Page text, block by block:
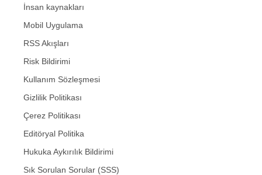
İnsan kaynakları
Mobil Uygulama
RSS Akışları
Risk Bildirimi
Kullanım Sözleşmesi
Gizlilik Politikası
Çerez Politikası
Editöryal Politika
Hukuka Aykırılık Bildirimi
Sık Sorulan Sorular (SSS)